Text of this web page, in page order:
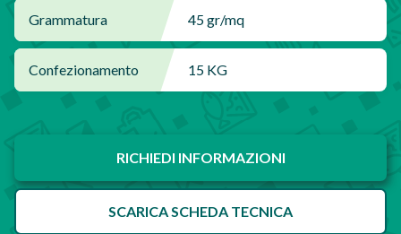
Grammatura 45 gr/mq
Confezionamento 15 KG
RICHIEDI INFORMAZIONI
SCARICA SCHEDA TECNICA